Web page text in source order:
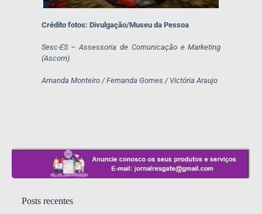
Crédito fotos: Divulgação/Museu da Pessoa
Sesc-ES – Assessoria de Comunicação e Marketing
(Ascom)
Amanda Monteiro /Fernanda Gomes / Victória Araujo
Posts recentes